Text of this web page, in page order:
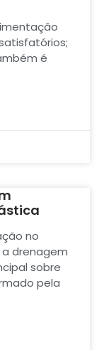
é
no
drenagem
sobre
pela